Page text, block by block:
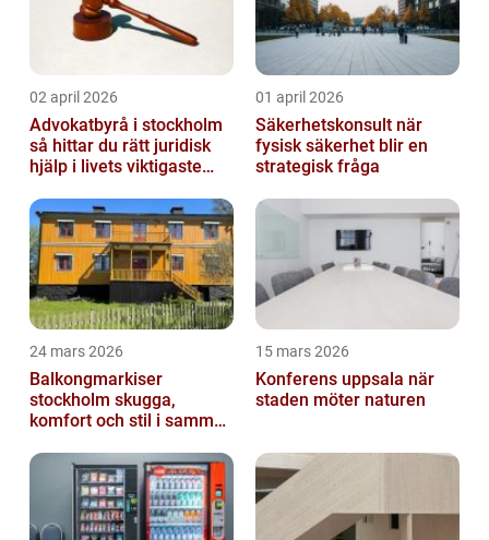
02 april 2026
Advokatbyrå i stockholm
så hittar du rätt juridisk
hjälp i livets viktigaste
01 april 2026
Säkerhetskonsult när
fysisk säkerhet blir en
strategisk fråga
24 mars 2026
Balkongmarkiser
stockholm skugga,
komfort och stil i samma
15 mars 2026
Konferens uppsala när
staden möter naturen